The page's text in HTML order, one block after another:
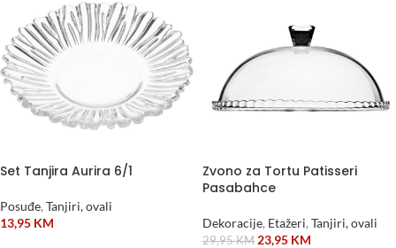
Set Tanjira Aurira 6/1
Posuđe, Tanjiri, ovali
13,95 KM
Zvono za Tortu Patisseri
Pasabahce
Dekoracije, Etažeri, Tanjiri, ovali
29,95KM 23,95 KM